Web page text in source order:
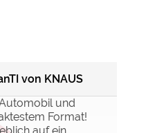
von KNAUS
und
Format!